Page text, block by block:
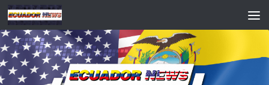
Saltar al contenido